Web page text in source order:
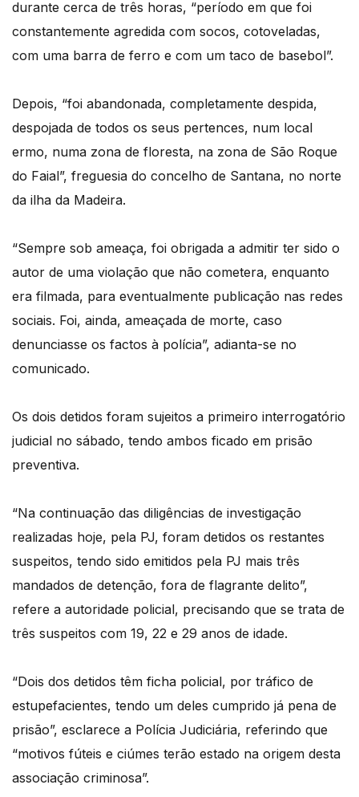
durante cerca de três horas, “período em que foi
constantemente agredida com socos, cotoveladas,
com uma barra de ferro e com um taco de basebol”.
Depois, “foi abandonada, completamente despida,
despojada de todos os seus pertences, num local
ermo, numa zona de floresta, na zona de São Roque
do Faial”, freguesia do concelho de Santana, no norte
da ilha da Madeira.
“Sempre sob ameaça, foi obrigada a admitir ter sido o
autor de uma violação que não cometera, enquanto
era filmada, para eventualmente publicação nas redes
sociais. Foi, ainda, ameaçada de morte, caso
denunciasse os factos à polícia”, adianta-se no
comunicado.
Os dois detidos foram sujeitos a primeiro interrogatório
judicial no sábado, tendo ambos ficado em prisão
preventiva.
“Na continuação das diligências de investigação
realizadas hoje, pela PJ, foram detidos os restantes
suspeitos, tendo sido emitidos pela PJ mais três
mandados de detenção, fora de flagrante delito”,
refere a autoridade policial, precisando que se trata de
três suspeitos com 19, 22 e 29 anos de idade.
“Dois dos detidos têm ficha policial, por tráfico de
estupefacientes, tendo um deles cumprido já pena de
prisão”, esclarece a Polícia Judiciária, referindo que
“motivos fúteis e ciúmes terão estado na origem desta
associação criminosa”.